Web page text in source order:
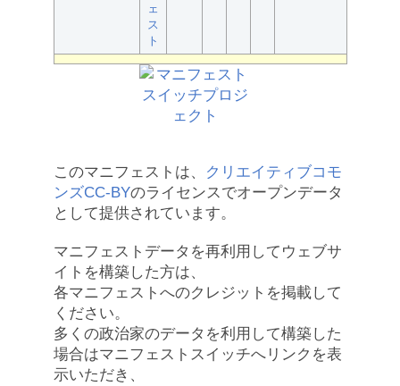
ェ
ス
ト
このマニフェストは、
クリエイティブコモ
ンズCC-BYのライセンスでオープンデータ
として提供されています。
マニフェストデータを再利用してウェブサ
イトを構築した方は、
各マニフェストへのクレジットを掲載して
ください。
多くの政治家のデータを利用して構築した
場合はマニフェストスイッチへリンクを表
示いただき、